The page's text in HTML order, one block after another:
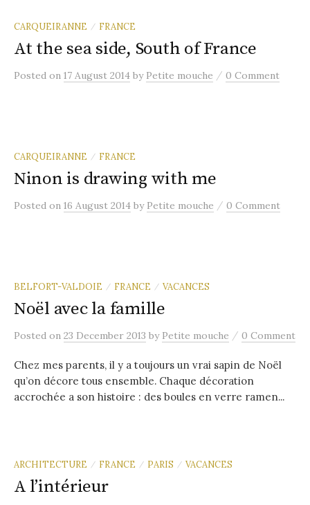
CARQUEIRANNE / FRANCE
At the sea side, South of France
Posted on 17 August 2014 by Petite mouche / 0 Comment
CARQUEIRANNE / FRANCE
Ninon is drawing with me
Posted on 16 August 2014 by Petite mouche / 0 Comment
BELFORT-VALDOIE / FRANCE / VACANCES
Noël avec la famille
Posted on 23 December 2013 by Petite mouche / 0 Comment
Chez mes parents, il y a toujours un vrai sapin de Noël
qu’on décore tous ensemble. Chaque décoration
accrochée a son histoire : des boules en verre ramen...
ARCHITECTURE / FRANCE / PARIS / VACANCES
A l’intérieur